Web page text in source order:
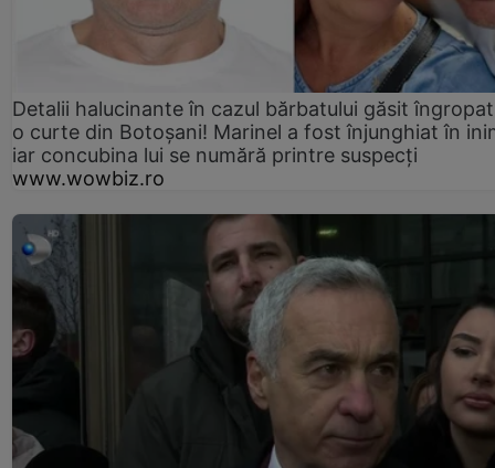
Detalii halucinante în cazul bărbatului găsit
o curte din Botoșani! Marinel a fost înjunghiat în
iar concubina lui se numără printre suspecți
www.wowbiz.ro